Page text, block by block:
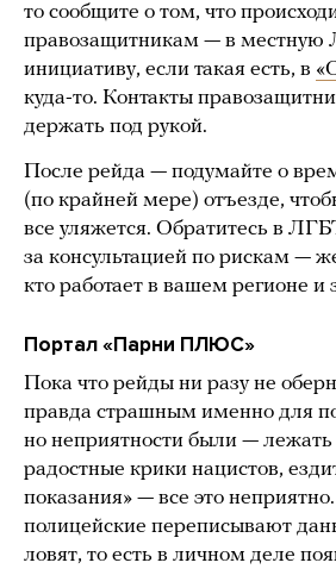
то сообщите о том, что
правозащитникам — в
инициативу, если такая есть, в
куда-то. Контакты
держать под рукой.
После рейда — подумайте о
(по крайней мере) отъезде,
все уляжется. Обратитесь в
за консультацией по рискам —
кто работает в вашем регионе и
Портал «Парни ПЛЮС»
Пока что рейды ни разу не
правда страшным именно для
но неприятности были —
радостные крики нацистов,
показания» — все это
полицейские переписывают
ловят, то есть в личном деле